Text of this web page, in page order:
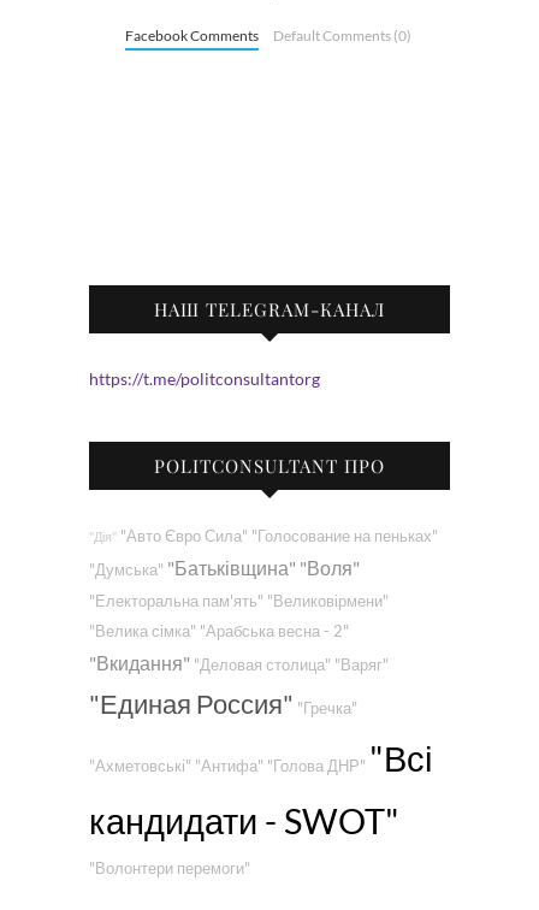
Facebook Comments Default Comments (0)
НАШ TELEGRAM-КАНАЛ
https://t.me/politconsultantorg
POLITCONSULTANT ПРО
"Дія" "Авто Євро Сила" "Голосование на пеньках"
"Думська" "Батьківщина" "Воля"
"Електоральна пам'ять" "Великовірмени"
"Велика сімка" "Арабська весна - 2"
"Вкидання" "Деловая столица" "Варяг"
"Единая Россия" "Гречка"
"Ахметовські" "Антифа" "Голова ДНР" "Всі
кандидати - SWOT"
"Волонтери перемоги"